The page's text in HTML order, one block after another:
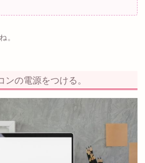
。
ンの電源をつける。